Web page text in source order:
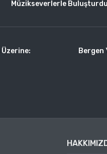
Müzikseverlerle Buluşturdu
Üzerine:
Bergen